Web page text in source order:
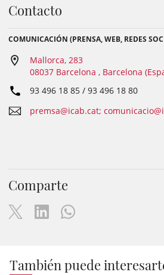
Contacto
COMUNICACIÓN (PRENSA, WEB, REDES
Mallorca, 283
08037 Barcelona , Barcelona
93 496 18 85 / 93 496 18 80
premsa@icab.cat;
Comparte
También puede